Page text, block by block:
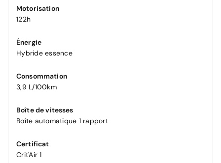
Motorisation
122h
Énergie
Hybride essence
Consommation
3,9 L/100km
Boîte de vitesses
Boîte automatique 1 rapport
Certificat
Crit'Air 1